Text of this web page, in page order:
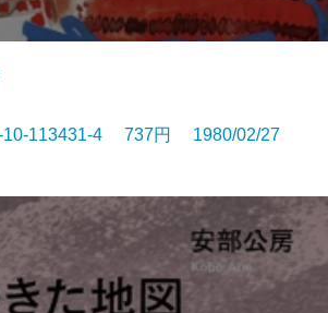
113431-4 737円 1980/02/27